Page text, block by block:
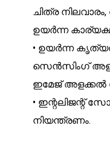
ചിത്ര
ഉയർന്ന
• ഉയർന്ന
സെൻസിംഗ്
ഇമേജ് അളക്കൽ
• ഇന്റലിജന്റ്
നിയന്ത്രണം.